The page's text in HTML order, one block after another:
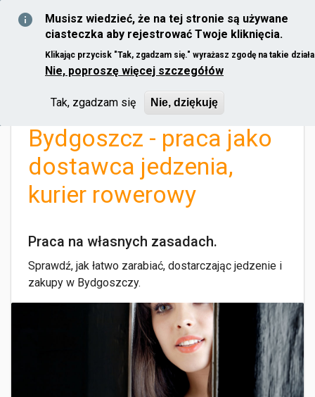
Musisz wiedzieć, że na tej stronie są używane
ciasteczka aby rejestrować Twoje kliknięcia.
Klikając przycisk "Tak, zgadzam się." wyrażasz zgodę na takie
Nie, poproszę więcej szczegółów
Tak, zgadzam się Nie, dziękuję
Home
Bydgoszcz - praca jako
dostawca jedzenia,
kurier rowerowy
Praca na własnych zasadach.
Sprawdź, jak łatwo zarabiać, dostarczając jedzenie i
zakupy w Bydgoszczy.